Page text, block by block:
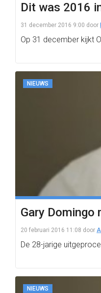
Dit was 2016
31 december 2016 9:00 door
Op 31 december kijkt
NIEUWS
Gary Domingo
20 februari 2016 11:08 door
De 28-jarige
NIEUWS